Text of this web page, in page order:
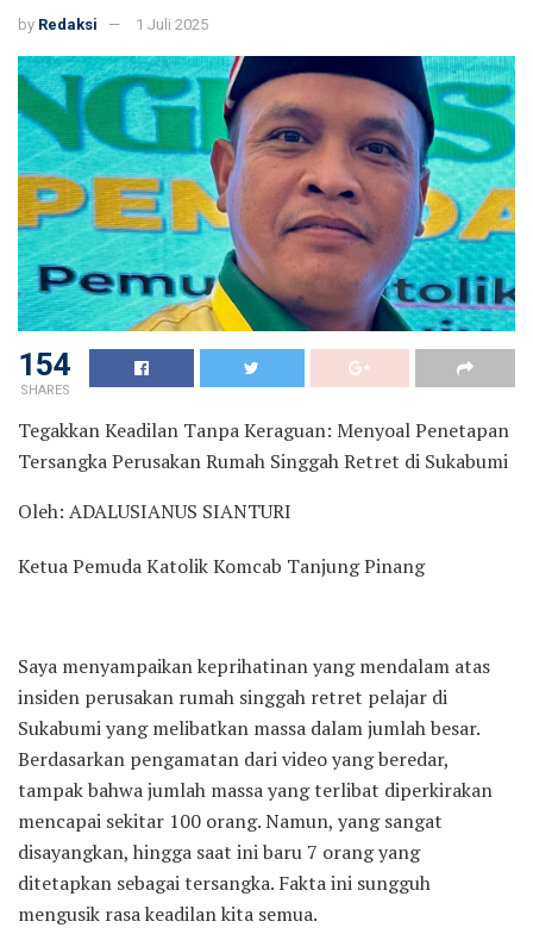
by Redaksi 1 Juli 2025
154
SHARES
Tegakkan Keadilan Tanpa Keraguan: Menyoal Penetapan
Tersangka Perusakan Rumah Singgah Retret di Sukabumi
Oleh: ADALUSIANUS SIANTURI
Ketua Pemuda Katolik Komcab Tanjung Pinang
Saya menyampaikan keprihatinan yang mendalam atas
insiden perusakan rumah singgah retret pelajar di
Sukabumi yang melibatkan massa dalam jumlah besar.
Berdasarkan pengamatan dari video yang beredar,
tampak bahwa jumlah massa yang terlibat diperkirakan
mencapai sekitar 100 orang. Namun, yang sangat
disayangkan, hingga saat ini baru 7 orang yang
ditetapkan sebagai tersangka. Fakta ini sungguh
mengusik rasa keadilan kita semua.